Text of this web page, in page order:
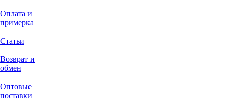
Оплата и
примерка
Статьи
Возврат и
обмен
Оптовые
поставки